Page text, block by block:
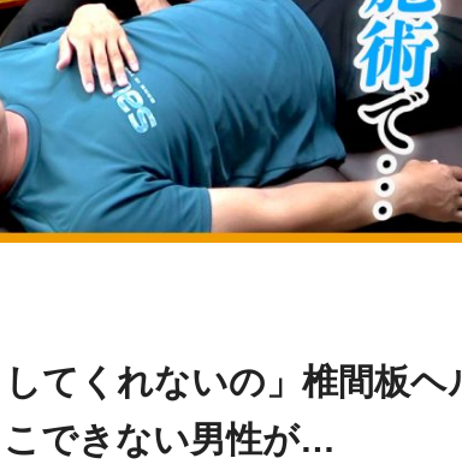
してくれないの」椎間板ヘ
できない男性が…